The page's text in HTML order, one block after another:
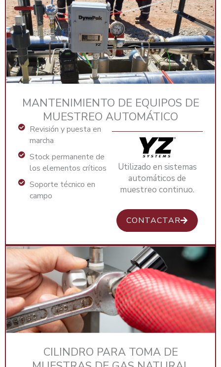
MANTENIMIENTO DE EQUIPOS DE
MUESTREO AUTOMÁTICO
Revisión y puesta en
marcha
Stock permanente de
los elementos críticos
Soporte técnico en
campo
Utilizado en sistemas
automáticos de
muestreo continuo.
CONTACTAR
CILINDRO PARA TOMA DE